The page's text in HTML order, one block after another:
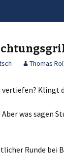
Thomas
vertiefen? Klingt
was sagen
Runde bei